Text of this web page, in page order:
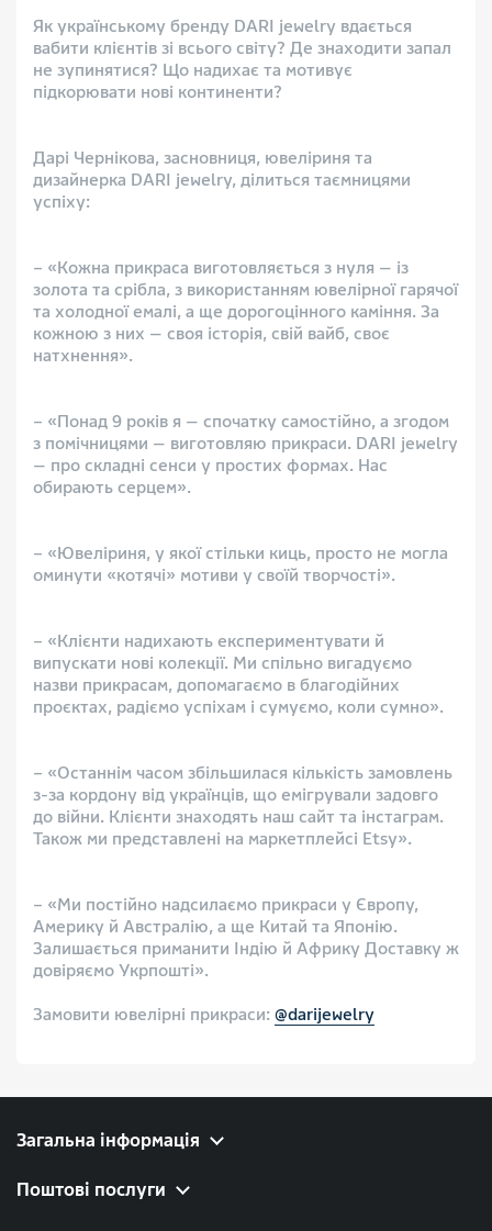
Як українському бренду DARI jewelry вдається
вабити клієнтів зі всього світу? Де знаходити запал
не зупинятися? Що надихає та мотивує
підкорювати нові континенти?
Дарі Чернікова, засновниця, ювеліриня та
дизайнерка DARI jewelry, ділиться таємницями
успіху:
– «Кожна прикраса виготовляється з нуля — із
золота та срібла, з використанням ювелірної гарячої
та холодної емалі, а ще дорогоцінного каміння. За
кожною з них — своя історія, свій вайб, своє
натхнення».
– «Понад 9 років я — спочатку самостійно, а згодом
з помічницями — виготовляю прикраси. DARI jewelry
— про складні сенси у простих формах. Нас
обирають серцем».
– «Ювеліриня, у якої стільки киць, просто не могла
оминути «котячі» мотиви у своїй творчості».
– «Клієнти надихають експериментувати й
випускати нові колекції. Ми спільно вигадуємо
назви прикрасам, допомагаємо в благодійних
проєктах, радіємо успіхам і сумуємо, коли сумно».
– «Останнім часом збільшилася кількість замовлень
з-за кордону від українців, що емігрували задовго
до війни. Клієнти знаходять наш сайт та інстаграм.
Також ми представлені на маркетплейсі Etsy».
– «Ми постійно надсилаємо прикраси у Європу,
Америку й Австралію, а ще Китай та Японію.
Залишається приманити Індію й Африку Доставку ж
довіряємо Укрпошті».
Замовити ювелірні прикраси: @darijewelry
Загальна інформація
Поштові послуги